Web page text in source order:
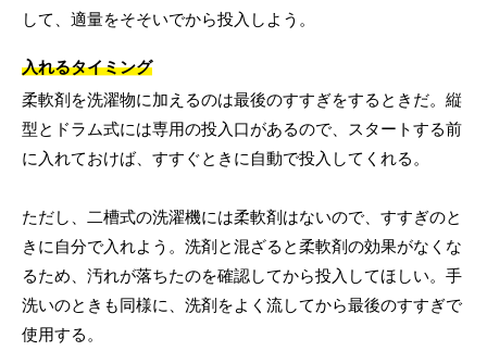
して、適量をそそいでから投入しよう。
入れるタイミング
柔軟剤を洗濯物に加えるのは最後のすすぎをするときだ。縦
型とドラム式には専用の投入口があるので、スタートする前
に入れておけば、すすぐときに自動で投入してくれる。
ただし、二槽式の洗濯機には柔軟剤はないので、すすぎのと
きに自分で入れよう。洗剤と混ざると柔軟剤の効果がなくな
るため、汚れが落ちたのを確認してから投入してほしい。手
洗いのときも同様に、洗剤をよく流してから最後のすすぎで
使用する。